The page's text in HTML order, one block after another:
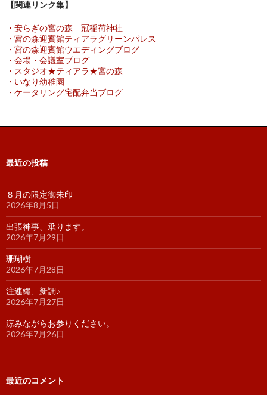
【関連リンク集】
・安らぎの宮の森 冠稲荷神社
・宮の森迎賓館ティアラグリーンパレス
・宮の森迎賓館ウエディングブログ
・会場・会議室ブログ
・スタジオ★ティアラ★宮の森
・いなり幼稚園
・ケータリング宅配弁当ブログ
最近の投稿
８月の限定御朱印
2026年8月5日
出張神事、承ります。
2026年7月29日
珊瑚樹
2026年7月28日
注連縄、新調♪
2026年7月27日
涼みながらお参りください。
2026年7月26日
最近のコメント